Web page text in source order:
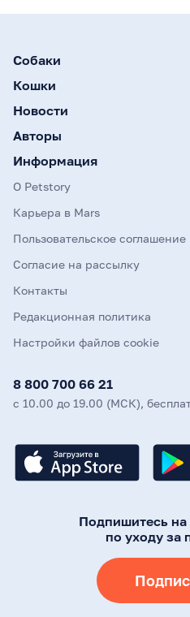
Собаки
Кошки
Новости
Авторы
Информация
О Petstory
Карьера в Mars
Пользовательское соглашение
Согласие на рассылку
Контакты
Редакционная политика
Настройки файлов cookie
8 800 700 66 21
с 10.00 до 19.00 (МСК),
Подпишитесь
по уходу за